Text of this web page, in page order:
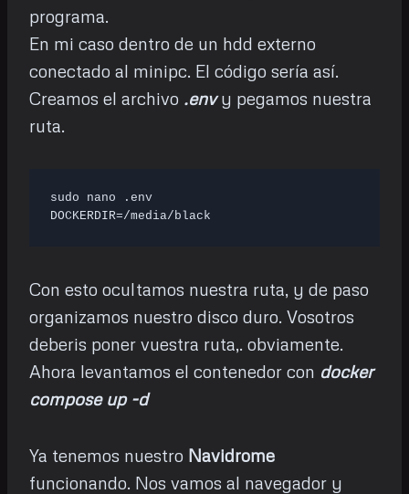
programa.
En mi caso dentro de un hdd externo
conectado al minipc. El código sería así.
Creamos el archivo .envy pegamos nuestra
ruta.
sudo nano .env
DOCKERDIR=/media/black
Con esto ocultamos nuestra ruta, y de paso
organizamos nuestro disco duro. Vosotros
deberis poner vuestra ruta,. obviamente.
Ahora levantamos el contenedor con docker
compose up -d
Ya tenemos nuestro Navidrome
funcionando. Nos vamos al navegador y